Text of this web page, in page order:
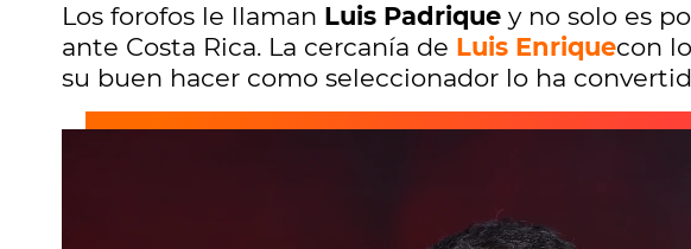
Los forofos le llaman Luis Padrique y no solo es
ante Costa Rica. La cercanía de Luis Enriquecon
su buen hacer como seleccionador lo ha